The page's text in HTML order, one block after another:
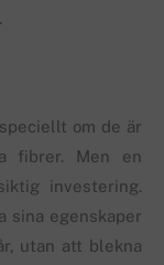
om de är
fibrer. Men en
investering.
sina egenskaper
utan att blekna